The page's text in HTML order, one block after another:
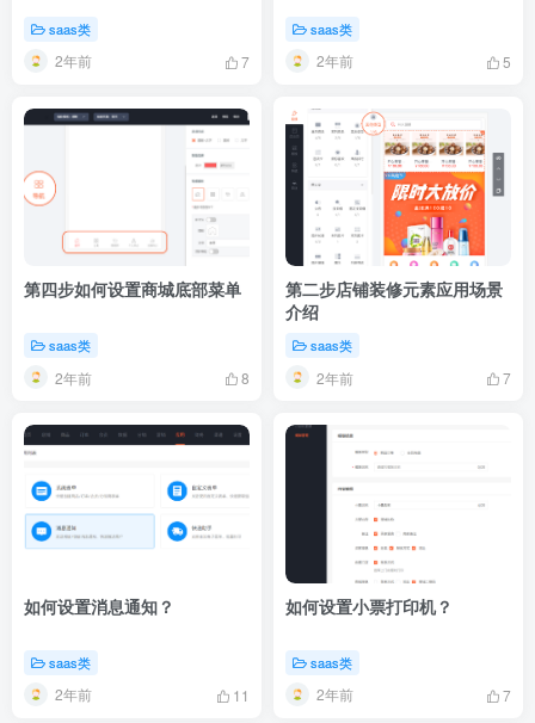
saas类
2年前 7
saas类
2年前 5
第四步如何设置商城底部菜单
saas类
2年前 8
第二步店铺装修元素应用场景
介绍
saas类
2年前 7
如何设置消息通知？
saas类
2年前 11
如何设置小票打印机？
saas类
2年前 7